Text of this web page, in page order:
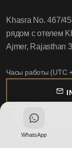
Khasra No. 467/
рядом с отелем
Ajmer, Rajasthan
Часы работы (UTC
WhatsApp